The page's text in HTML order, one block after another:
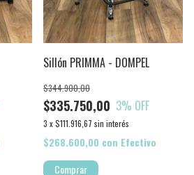
Sillón PRIMMA - DOMPEL
$335.750,00
$344.900,00
3% OFF
3 x$111.916,67 sin interés
$268.600,00 con Efectivo